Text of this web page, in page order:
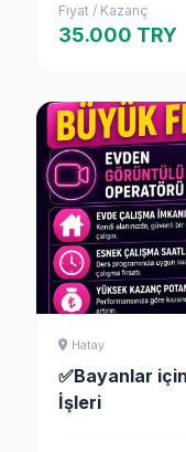
Fiyat / Kazanç
35.000 TRY
Hatay
✅Bayanlar
İşleri